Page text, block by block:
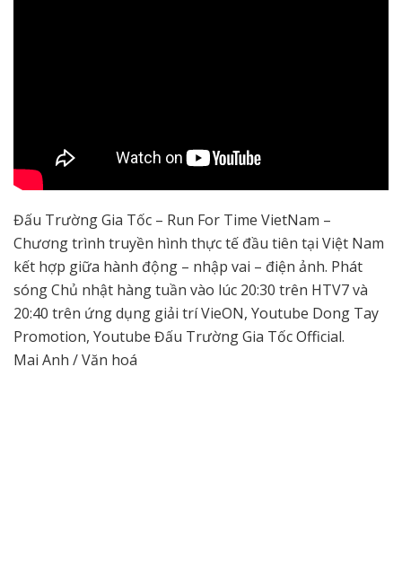
Đấu Trường Gia Tốc – Run For Time VietNam –
Chương trình truyền hình thực tế đầu tiên tại Việt Nam
kết hợp giữa hành động – nhập vai – điện ảnh. Phát
sóng Chủ nhật hàng tuần vào lúc 20:30 trên HTV7 và
20:40 trên ứng dụng giải trí VieON, Youtube Dong Tay
Promotion, Youtube Đấu Trường Gia Tốc Official.
Mai Anh / Văn hoá